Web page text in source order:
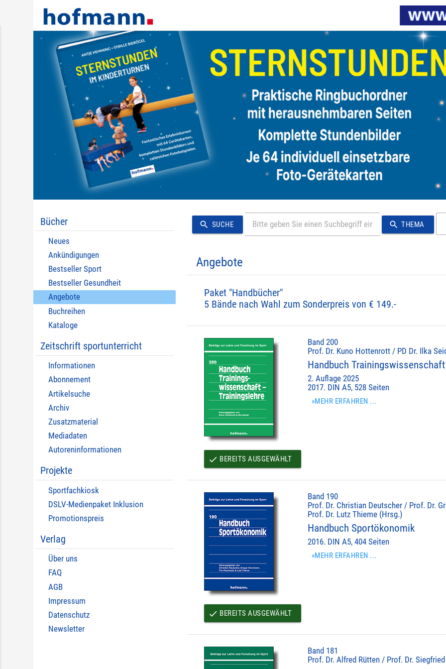
Bücher
Neues
Ankündigungen
Bestseller Sport
Bestseller Gesundheit
Angebote
Buchreihen
Kataloge
Zeitschrift sportunterricht
Informationen
Abonnement
Artikelsuche
Archiv
Zusatzmaterial
Mediadaten
Autoreninformationen
Projekte
Sportfachkiosk
DSLV-Medienpaket Inklusion
Promotionspreis
Verlag
Über uns
FAQ
AGB
Impressum
Datenschutz
Newsletter
search SUCHE search THEMA
Angebote
Paket "Handbücher"
5 Bände nach Wahl zum Sonderpreis von € 149.-
Band 200
Prof. Dr. Kuno Hottenrott / PD Dr. Ilka
Handbuch
2. Auflage 2025
2017. DIN A5, 528 Seiten
»MEHR ERFAHREN ...
done BEREITS AUSGEWÄHLT
Band 190
Prof. Dr. Christian Deutscher / Prof. Dr.
Prof. Dr. Lutz Thieme (Hrsg.)
Handbuch Sportökonomik
2016. DIN A5, 404 Seiten
»MEHR ERFAHREN ...
done BEREITS AUSGEWÄHLT
Band 181
Prof. Dr. Alfred Rütten / Prof. Dr.